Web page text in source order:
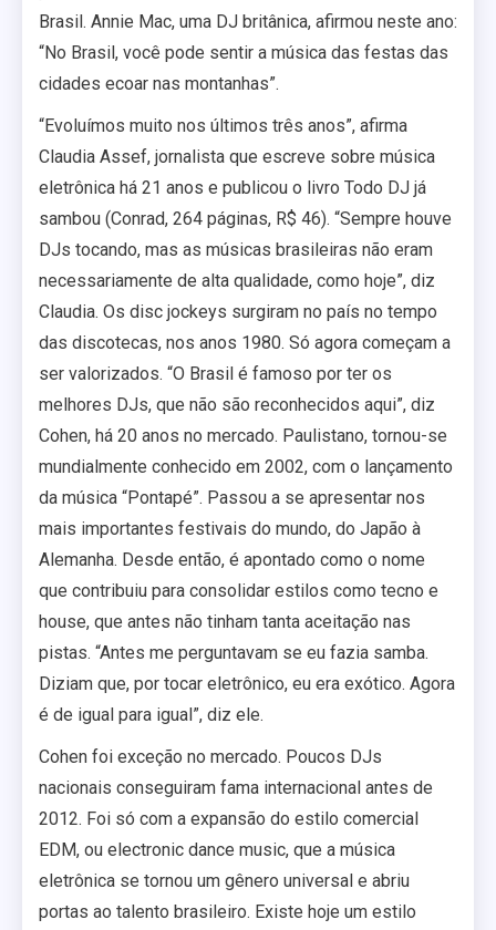
Brasil. Annie Mac, uma DJ britânica, afirmou neste ano:
“No Brasil, você pode sentir a música das festas das
cidades ecoar nas montanhas”.
“Evoluímos muito nos últimos três anos”, afirma
Claudia Assef, jornalista que escreve sobre música
eletrônica há 21 anos e publicou o livro Todo DJ já
sambou (Conrad, 264 páginas, R$ 46). “Sempre houve
DJs tocando, mas as músicas brasileiras não eram
necessariamente de alta qualidade, como hoje”, diz
Claudia. Os disc jockeys surgiram no país no tempo
das discotecas, nos anos 1980. Só agora começam a
ser valorizados. “O Brasil é famoso por ter os
melhores DJs, que não são reconhecidos aqui”, diz
Cohen, há 20 anos no mercado. Paulistano, tornou-se
mundialmente conhecido em 2002, com o lançamento
da música “Pontapé”. Passou a se apresentar nos
mais importantes festivais do mundo, do Japão à
Alemanha. Desde então, é apontado como o nome
que contribuiu para consolidar estilos como tecno e
house, que antes não tinham tanta aceitação nas
pistas. “Antes me perguntavam se eu fazia samba.
Diziam que, por tocar eletrônico, eu era exótico. Agora
é de igual para igual”, diz ele.
Cohen foi exceção no mercado. Poucos DJs
nacionais conseguiram fama internacional antes de
2012. Foi só com a expansão do estilo comercial
EDM, ou electronic dance music, que a música
eletrônica se tornou um gênero universal e abriu
portas ao talento brasileiro. Existe hoje um estilo